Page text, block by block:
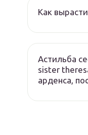
Как
Астильба
sister
арденса,